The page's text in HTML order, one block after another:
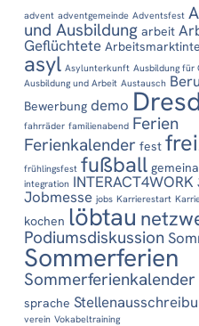
advent adventgemeinde Adventsfest
und Ausbildung arbeit
Geflüchtete
asyl Asylunterkunft Ausbildung für
Ausbildung und Arbeit Austausch
Bewerbung demo
fahrräder familienabend Ferien
Ferienkalender fest
frühlingsfest fußball
integration INTERACT4WORK
Jobmesse jobs Karrierestart
kochen löbtau
Podiumsdiskussion
Sommerferien
Sommerferienkalender
sprache
verein Vokabeltraining